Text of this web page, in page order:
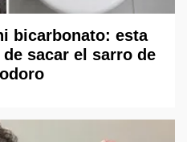
bicarbonato: esta
sacar el sarro de